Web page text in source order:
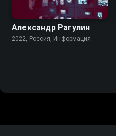
Александр Рагулин
2022, Россия, Информация